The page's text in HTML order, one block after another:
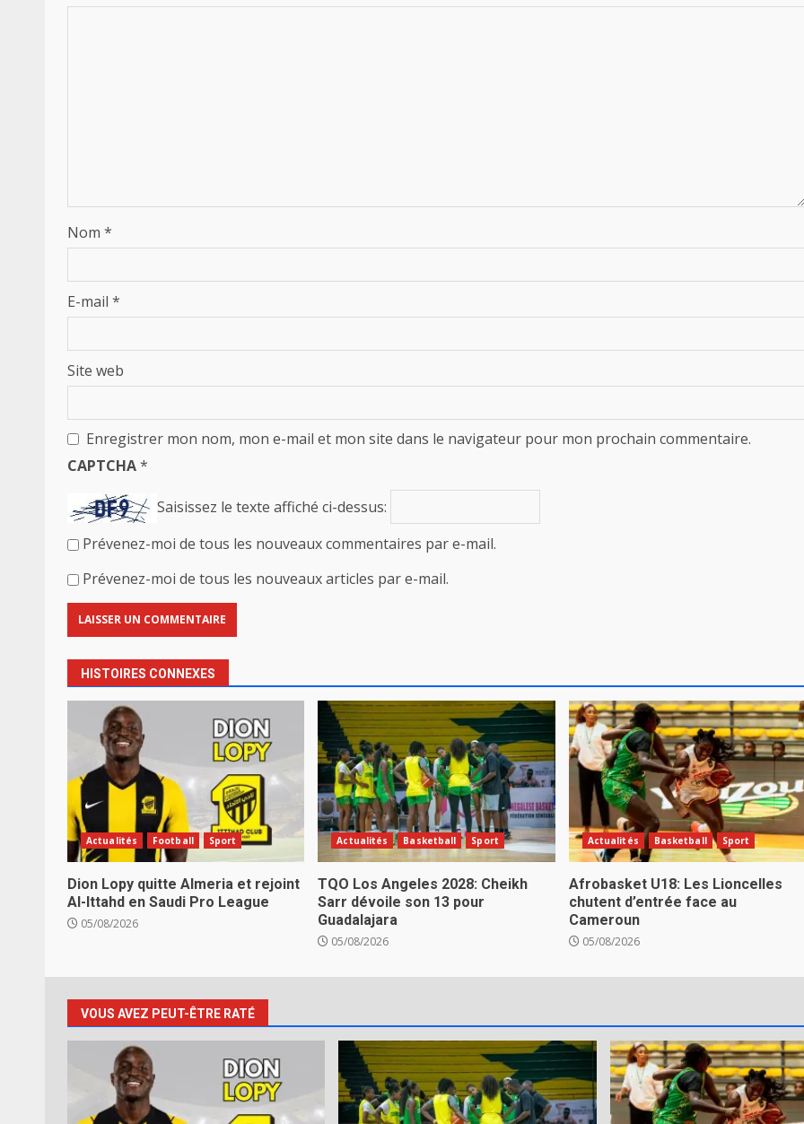
Nom *
E-mail *
Site web
Enregistrer mon nom, mon e-mail et mon site dans le navigateur pour mon prochain commentaire.
CAPTCHA*
Saisissez le texte affiché ci-dessus:
Prévenez-moi de tous les nouveaux commentaires par e-mail.
Prévenez-moi de tous les nouveaux articles par e-mail.
HISTOIRES CONNEXES
Actualités Football Sport
Dion Lopy quitte Almeria et rejoint
Al-Ittahd en Saudi Pro League
05/08/2026
Actualités Basketball Sport
TQO Los Angeles 2028: Cheikh
Sarr dévoile son 13 pour
Guadalajara
05/08/2026
Actualités Basketball Sport
Afrobasket U18: Les Lioncelles
chutent d’entrée face au
Cameroun
05/08/2026
VOUS AVEZ PEUT-ÊTRE RATÉ